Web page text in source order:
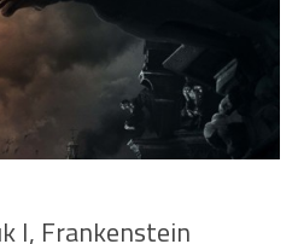
I, Frankenstein